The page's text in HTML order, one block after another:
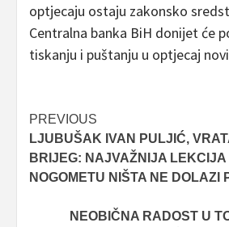
optjecaju ostaju zakonsko
Centralna banka BiH donijet će
tiskanju i puštanju u optjecaj
Post
navigation
PREVIOUS
LJUBUŠAK IVAN PULJIĆ,
BRIJEG: NAJVAŽNIJA LEKCIJA
NOGOMETU NIŠTA NE DOLAZI
NEOBIČNA RADOST U